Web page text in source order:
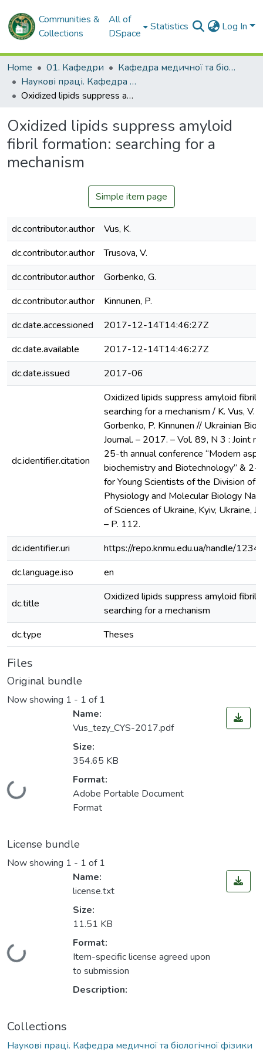
Communities &
Collections
All of
DSpace
Statistics Log In
Home 01. Кафедри
Кафедра медичної та біологічної фізики і медичної інформатики
Наукові праці. Кафедра медичної та біологічної фізики і медичної інформатики
Oxidized lipids suppress amyloid fibril formation: searching for a mechanism
Oxidized lipids suppress amyloid
fibril formation: searching for a
mechanism
Simple item page
dc.contributor.author
Vus, K.
dc.contributor.author
Trusova, V.
dc.contributor.author
Gorbenko, G.
dc.contributor.author
Kinnunen, P.
dc.date.accessioned
2017-12-14T14:46:27Z
dc.date.available
2017-12-14T14:46:27Z
dc.date.issued
2017-06
dc.identifier.citation
Oxidized lipids suppress amyloid fibril
searching for a mechanism / K. Vus, V.
Gorbenko, P. Kinnunen // Ukrainian
Journal. – 2017. – Vol. 89, N 3 : Joint
25-th annual conference “Modern
biochemistry and Biotechnology” & 2-
for Young Scientists of the Division of
Physiology and Molecular Biology
of Sciences of Ukraine, Kyiv, Ukraine,
– P. 112.
dc.identifier.uri
https://repo.knmu.edu.ua/handle/
dc.language.iso
en
dc.title
Oxidized lipids suppress amyloid fibril
searching for a mechanism
dc.type
Theses
Files
Original bundle
Now showing 1 - 1 of 1
Loading...
Name:
Vus_tezy_CYS-2017.pdf
Size:
354.65 KB
Format:
Adobe Portable Document
Format
License bundle
Now showing 1 - 1 of 1
Loading...
Name:
license.txt
Size:
11.51 KB
Format:
Item-specific license agreed upon
to submission
Description:
Collections
Наукові праці. Кафедра медичної та біологічної фізики